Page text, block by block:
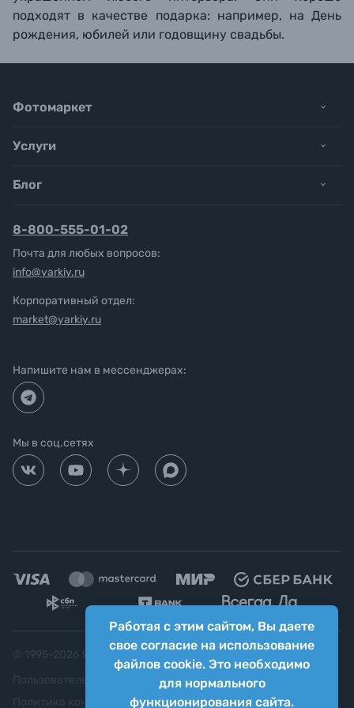
подходят в качестве подарка: например, на День
рождения, юбилей или годовщину свадьбы.
Работая с этим сайтом, Вы даете
свое согласие на использование
файлов cookie. Это необходимо
для нормального
функционирования сайта.
Фотомаркет
Услуги
Блог
8-800-555-01-02
Почта для любых вопросов:
info@yarkiy.ru
Корпоративный отдел:
market@yarkiy.ru
Напишите нам в мессенджерах:
Мы в соц.сетях
Яркий фотомаркет ("Яркий Мир")
Пользовательское соглашение
Политика конфиденциальности